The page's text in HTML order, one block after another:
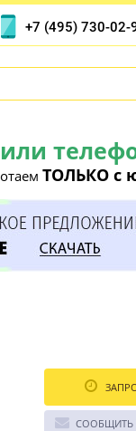
ТОЛЬКО с
+7 (495) 730-02-
СООБЩИТЬ